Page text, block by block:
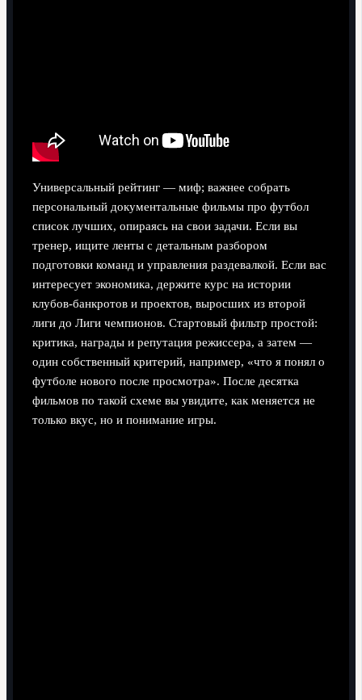
Универсальный рейтинг — миф; важнее собрать
персональный документальные фильмы про футбол
список лучших, опираясь на свои задачи. Если вы
тренер, ищите ленты с детальным разбором
подготовки команд и управления раздевалкой. Если вас
интересует экономика, держите курс на истории
клубов-банкротов и проектов, выросших из второй
лиги до Лиги чемпионов. Стартовый фильтр простой:
критика, награды и репутация режиссера, а затем —
один собственный критерий, например, «что я понял о
футболе нового после просмотра». После десятка
фильмов по такой схеме вы увидите, как меняется не
только вкус, но и понимание игры.